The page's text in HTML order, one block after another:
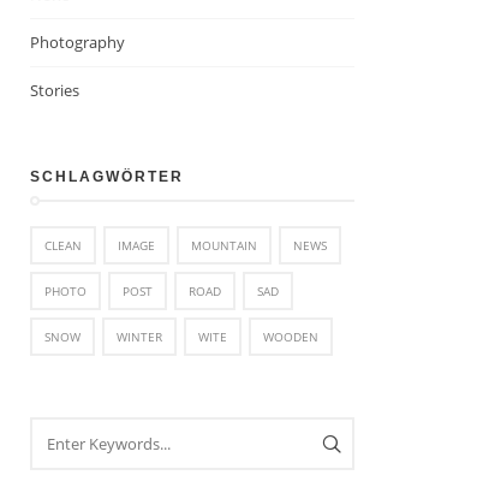
Photography
Stories
SCHLAGWÖRTER
CLEAN IMAGE MOUNTAIN NEWS
PHOTO POST ROAD SAD
SNOW WINTER WITE WOODEN